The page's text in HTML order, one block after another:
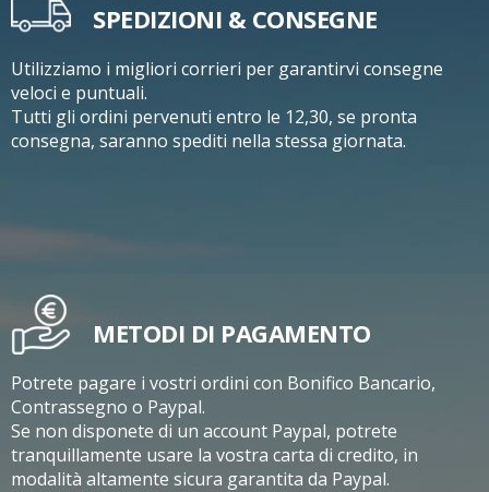
SPEDIZIONI & CONSEGNE
Utilizziamo i migliori corrieri per garantirvi consegne
veloci e puntuali.
Tutti gli ordini pervenuti entro le 12,30, se pronta
consegna, saranno spediti nella stessa giornata.
METODI DI PAGAMENTO
Potrete pagare i vostri ordini con Bonifico Bancario,
Contrassegno o Paypal.
Se non disponete di un account Paypal, potrete
tranquillamente usare la vostra carta di credito, in
modalità altamente sicura garantita da Paypal.